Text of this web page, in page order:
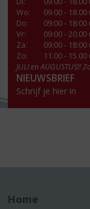
Wo:
09.00 -
Do:
09:00 -
Vr:
09:00 -
Za:
09:00 -
Zo:
11.00 -
JULI en AUGUSTUS!!
NIEUWSBRIEF
Schrijf je hier in
Home